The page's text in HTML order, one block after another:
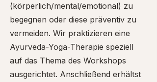
(körperlich/mental/emotional) zu
begegnen oder diese präventiv zu
vermeiden. Wir praktizieren eine
Ayurveda-Yoga-Therapie speziell
auf das Thema des Workshops
ausgerichtet. Anschließend erhältst